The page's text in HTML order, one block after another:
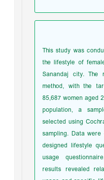
This study was
the lifestyle of
Sanandaj city.
method, with the
85,687 women aged
population, a
selected using
sampling. Data
designed lifestyle
usage
results revealed